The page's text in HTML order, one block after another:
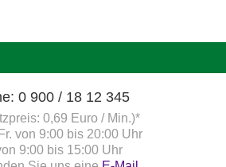
0 900 / 18 12 345
0,69 Euro / Min.)*
von 9:00 bis 20:00 Uhr
9:00 bis 15:00 Uhr